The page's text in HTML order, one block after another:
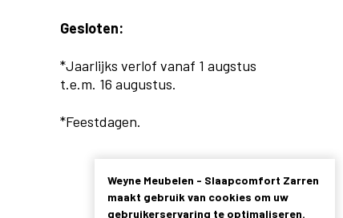
Gesloten:
*Jaarlijks verlof vanaf 1 augstus
t.e.m. 16 augustus.
*Feestdagen.
Weyne Meubelen - Slaapcomfort Zarren
maakt gebruik van cookies om uw
gebruikerservaring te optimaliseren.